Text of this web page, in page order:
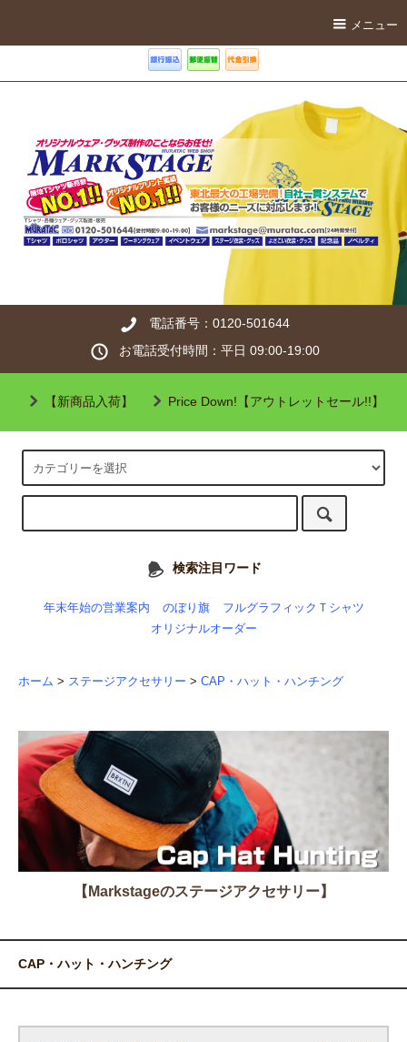
メニュー
電話番号：0120-501644
お電話受付時間：平日 09:00-19:00
【新商品入荷】 Price Down!【アウトレットセール!!】
検索注目ワード
年末年始の営業案内 のぼり旗
フルグラフィックＴシャツ
オリジナルオーダー
ホーム > ステージアクセサリー > CAP・ハット・ハンチング
【Markstageのステージアクセサリー】
CAP・ハット・ハンチング